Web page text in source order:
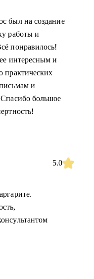
был на создание
работы и
понравилось!
интересным и
практических
и
большое
5.0